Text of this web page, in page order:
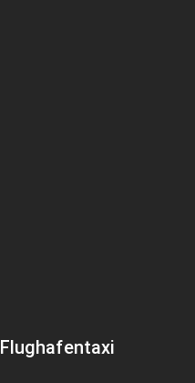
Flughafentaxi